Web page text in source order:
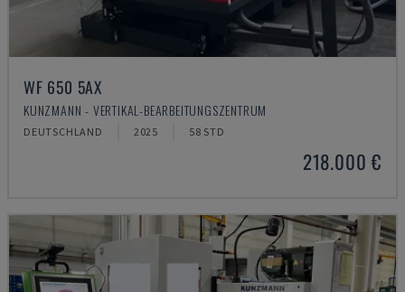
WF 650 5AX
KUNZMANN - VERTIKAL-BEARBEITUNGSZENTRUM
DEUTSCHLAND 2025 58 STD
218.000 €